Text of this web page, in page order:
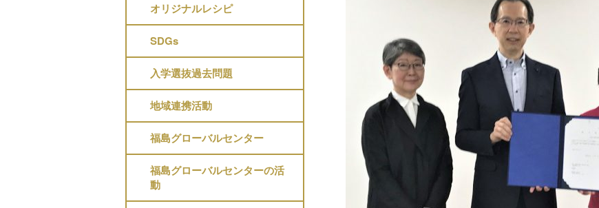
オリジナルレシピ
SDGs
入学選抜過去問題
地域連携活動
福島グローバルセンター
福島グローバルセンターの活
動